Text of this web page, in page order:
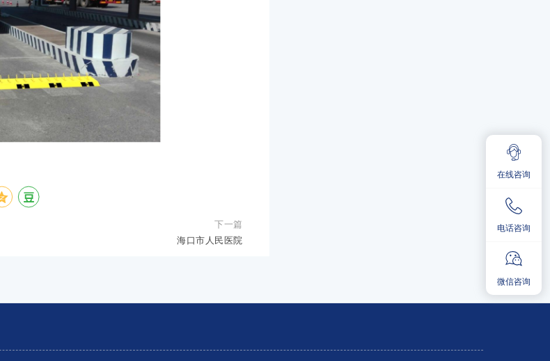
下一篇
海口市人民医院
在线咨询
电话咨询
微信咨询